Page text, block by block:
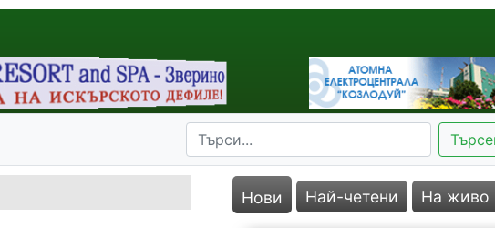
Нови Най-четени На живо